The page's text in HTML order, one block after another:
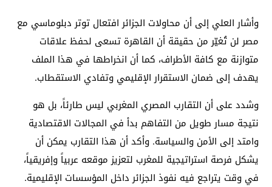
وأشار العلي إلى أن محاولات الجزائر افتعال توتر دبلوماسي مع
مصر لن تُغيّر من حقيقة أن القاهرة تسعى لحفظ علاقات
متوازنة مع كافة الأطراف، كما أن انخراطها في هذا الملف
يهدف إلى ضمان الاستقرار الإقليمي وتفادي الاستقطاب.
وشدد على أن التقارب المصري المغربي ليس طارئاً، بل هو
نتيجة مسار طويل من التفاهم بدأ في المجالات الاقتصادية
وامتد إلى الأمن والسياسة. وأكد أن هذا التقارب يمكن أن
يشكل فرصة استراتيجية للمغرب لتعزيز موقعه عربياً وإفريقياً،
في وقت يتراجع فيه نفوذ الجزائر داخل المؤسسات الإقليمية.